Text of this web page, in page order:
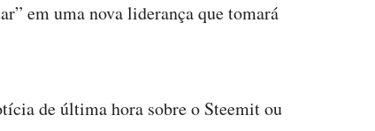
em uma nova liderança que tomará
de última hora sobre o Steemit ou